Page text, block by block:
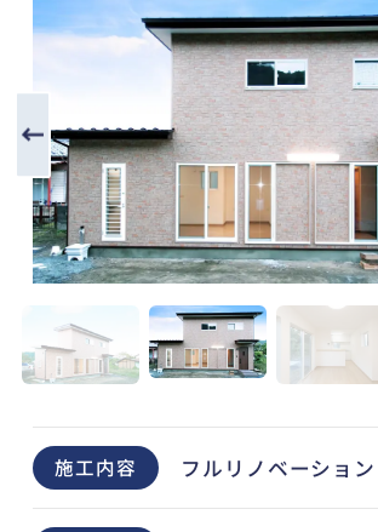
施工内容 フルリノベーション